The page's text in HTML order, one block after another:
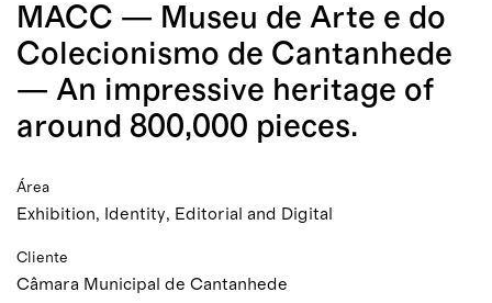
MACC — Museu de Arte e do
Colecionismo de Cantanhede
— An impressive heritage of
around 800,000 pieces.
Área
Exhibition, Identity, Editorial and Digital
Cliente
Câmara Municipal de Cantanhede